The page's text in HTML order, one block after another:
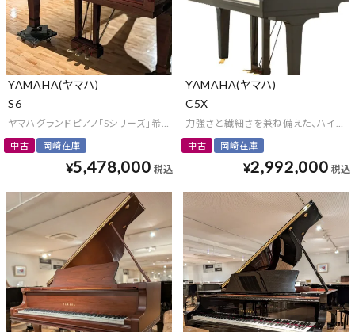
YAMAHA(ヤマハ)
S6
ヤマハグランドピアノ「Sシリーズ」希少な木目仕様
中古 岡崎在庫
¥5,478,000 税込
YAMAHA(ヤマハ)
C5X
力強さと繊細さを兼ね備えた、ハイレ
中古 岡崎在庫
¥2,992,000 税込